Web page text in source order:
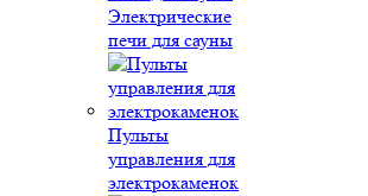
Электрические
печи для сауны
Пульты
управления для
электрокаменок